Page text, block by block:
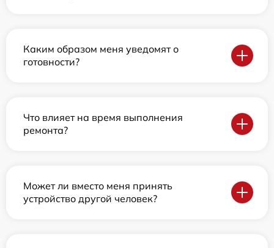
Каким образом меня уведомят о
готовности?
Что влияет на время выполнения
ремонта?
Может ли вместо меня принять
устройство другой человек?